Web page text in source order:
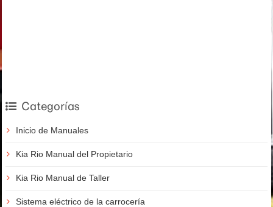
Categorías
Inicio de Manuales
Kia Rio Manual del Propietario
Kia Rio Manual de Taller
Sistema eléctrico de la carrocería